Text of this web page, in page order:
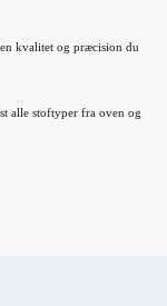
kvalitet og præcision du
alle stoftyper fra oven og